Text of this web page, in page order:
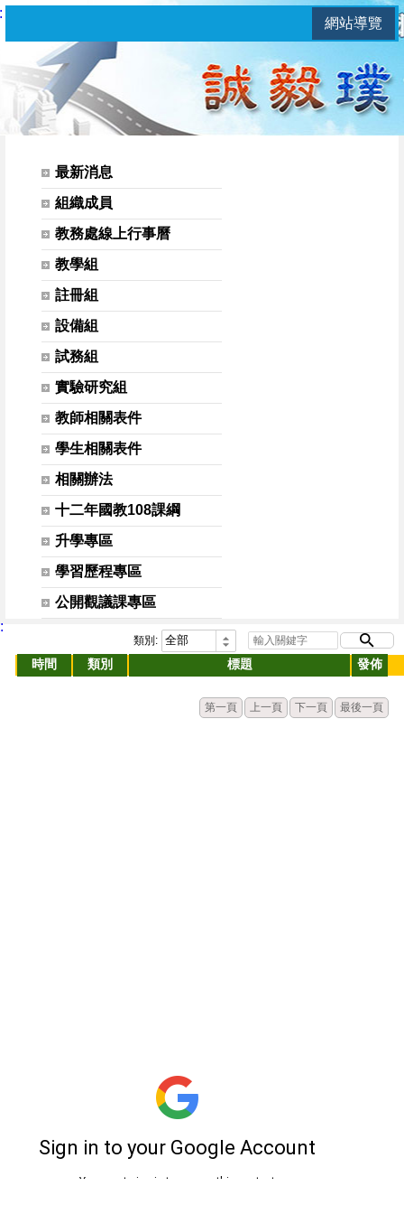
網站導覽
教務處 | 亞昕簽入系統&操作說
網站選單最新消息
組織成員
教務處線上行事曆
教學組
註冊組
設備組
試務組
實驗研究組
教師相關表件
學生相關表件
相關辦法
十二年國教108課綱
升學專區
學習歷程專區
公開觀議課專區
類別:
時間 類別 標題 發佈
第一頁 上一頁 下一頁 最後一頁